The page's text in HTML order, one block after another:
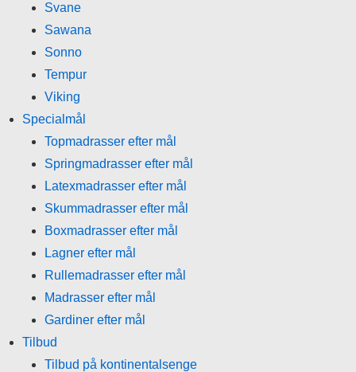
Svane
Sawana
Sonno
Tempur
Viking
Specialmål
Topmadrasser efter mål
Springmadrasser efter mål
Latexmadrasser efter mål
Skummadrasser efter mål
Boxmadrasser efter mål
Lagner efter mål
Rullemadrasser efter mål
Madrasser efter mål
Gardiner efter mål
Tilbud
Tilbud på kontinentalsenge